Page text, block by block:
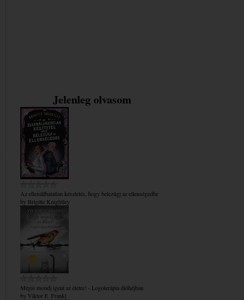
Jelenleg olvasom
Az ​ellenállhatatlan késztetés, hogy belezúgj az ellenségedbe
by Brigitte Knightley
Mégis mondj igent az életre! - Logoterápia dióhéjban
by Viktor E. Frankl